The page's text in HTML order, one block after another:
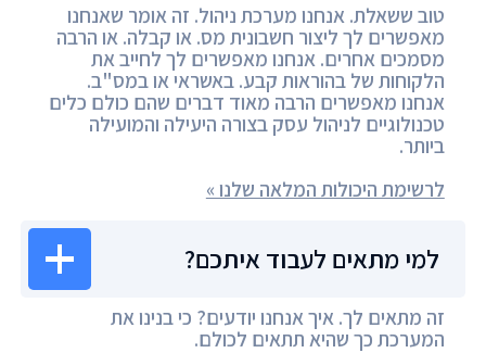
טוב ששאלת. אנחנו מערכת ניהול. זה אומר שאנחנו
מאפשרים לך ליצור חשבונית מס. או קבלה. או הרבה
מסמכים אחרים. אנחנו מאפשרים לך לחייב את
הלקוחות של בהוראות קבע. באשראי או במס"ב.
אנחנו מאפשרים הרבה מאוד דברים שהם כולם כלים
טכנולוגיים לניהול עסק בצורה היעילה והמועילה
ביותר.
לרשימת היכולות המלאה שלנו »
למי מתאים לעבוד איתכם?
זה מתאים לך. איך אנחנו יודעים? כי בנינו את
המערכת כך שהיא תתאים לכולם.